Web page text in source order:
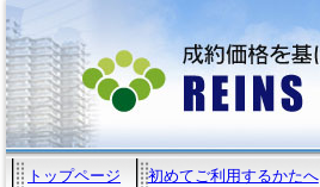
トップページ 初めてご利用するかたへ